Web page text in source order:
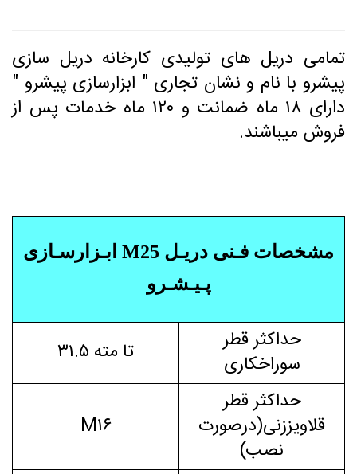
تمامی دریل های تولیدی کارخانه دریل سازی
پیشرو با نام و نشان تجاری " ابزارسازی پیشرو "
دارای ۱۸ ماه ضمانت و ۱۲۰ ماه خدمات پس از
فروش میباشند.
مشخصات فـنی دریـل M25 ابـزارسـازی
پـیـشـرو
تا مته ۳۱.۵
حداکثر قطر
سوراخکاری
M۱۶
حداکثر قطر
قلاویززنی(درصورت
نصب)